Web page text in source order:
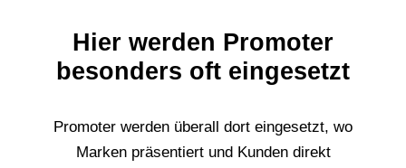
Hier werden Promoter
besonders oft eingesetzt
Promoter werden überall dort eingesetzt, wo
Marken präsentiert und Kunden direkt